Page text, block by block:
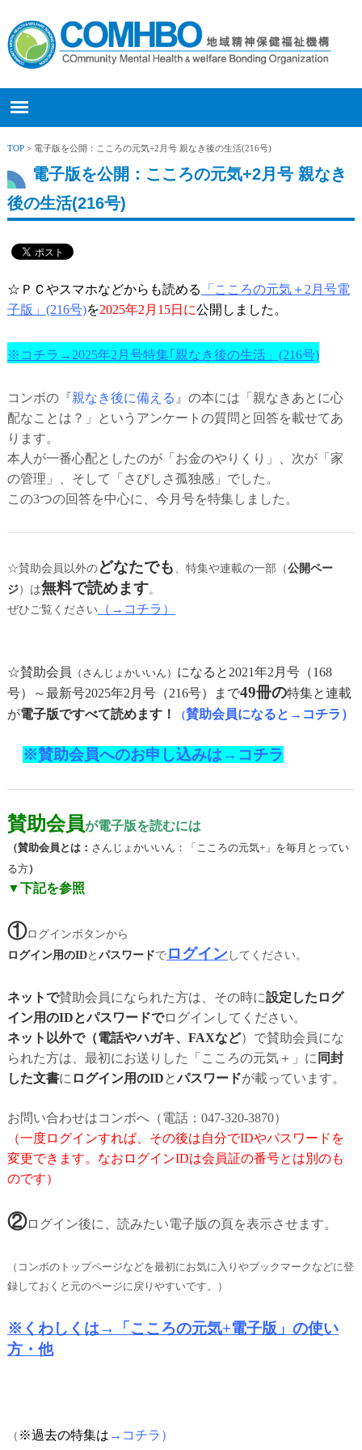
TOP> 電子版を公開：こころの元気+2月号 親なき後の生活(216号)
電子版を公開：こころの元気+2月号 親なき
後の生活(216号)
☆ＰＣやスマホなどからも読める
「こころの元気＋2月号電
子版」(216号)を2025年2月15日に公開しました。
※コチラ→2025年2月号特集｢親なき後の生活」(216号)
コンボの『親なき後に備える 』の本には「親なきあとに心
配なことは？」というアンケートの質問と回答を載せてあ
ります。
本人が一番心配としたのが「お金のやりくり」、次が「家
の管理」、そして「さびしさ孤独感」でした。
この3つの回答を中心に、今月号を特集しました。
☆賛助会員以外のどなたでも 、特集や連載の一部（公開ペー
ジ）は無料で読めます。
ぜひご覧ください
（→コチラ）
☆賛助会員 （さんじょかいいん） になると2021年2月号（168
号）～最新号2025年2月号（216号）まで49冊の特集と連載
が電子版ですべて読めます！ （賛助会員になると→コチラ）
※賛助会員へのお申し込みは→コチラ
賛助会員が電子版を読むには
（賛助会員とは： さんじょかいいん：「こころの元気+」を毎月とってい
る方）
▼下記を参照
①ログインボタンから
ログイン用のIDと パスワードでログイン してください。
ネットで賛助会員になられた方は、その時に設定したログ
イン用のIDとパスワードでログインしてください。
ネット以外で（電話やハガキ、FAXなど）で賛助会員にな
られた方は、最初にお送りした「こころの元気＋」に 同封
した文書に ログイン用のIDとパスワードが載っています。
お問い合わせはコンボへ（電話：047-320-3870）
（一度ログインすれば、その後は自分でIDやパスワードを
変更できます。なおログインIDは会員証の番号とは別のも
のです）
②ログイン後に、読みたい電子版の頁を表示させます。
（コンボのトップページなどを最初にお気に入りやブックマークなどに登
録しておくと元のページに戻りやすいです。）
※くわしくは→「こころの元気+電子版」の使い
方・他
（ ※過去の特集は →コチラ）